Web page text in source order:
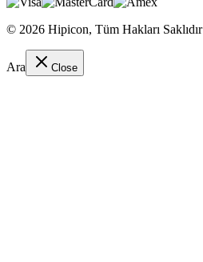
© 2026 Hipicon, Tüm Hakları Saklıdır
Ara Close